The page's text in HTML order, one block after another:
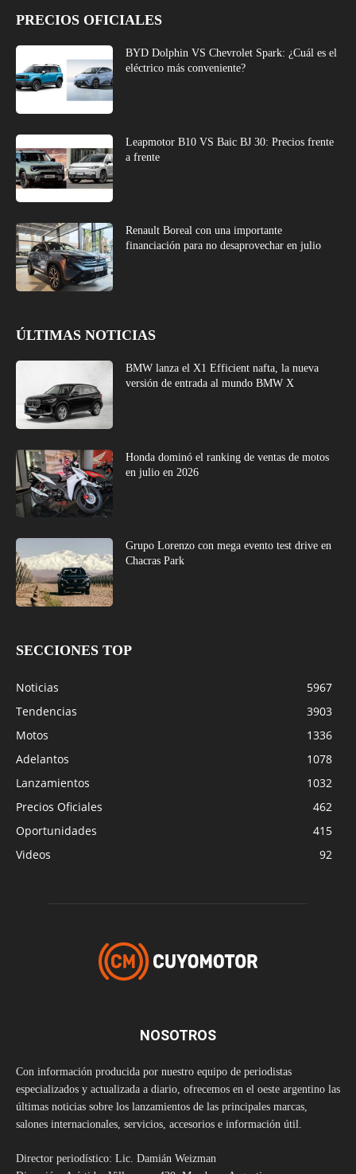
PRECIOS OFICIALES
BYD Dolphin VS Chevrolet Spark: ¿Cuál es el
eléctrico más conveniente?
Leapmotor B10 VS Baic BJ 30: Precios frente
a frente
Renault Boreal con una importante
financiación para no desaprovechar en julio
ÚLTIMAS NOTICIAS
BMW lanza el X1 Efficient nafta, la nueva
versión de entrada al mundo BMW X
Honda dominó el ranking de ventas de motos
en julio en 2026
Grupo Lorenzo con mega evento test drive en
Chacras Park
SECCIONES TOP
Noticias
5967
Tendencias
3903
Motos
1336
Adelantos
1078
Lanzamientos
1032
Precios Oficiales
462
Oportunidades
415
Videos
92
NOSOTROS
Con información producida por nuestro equipo de periodistas
especializados y actualizada a diario, ofrecemos en el oeste argentino las
últimas noticias sobre los lanzamientos de las principales marcas,
salones internacionales, servicios, accesorios e información útil.
Director periodístico: Lic. Damián Weizman